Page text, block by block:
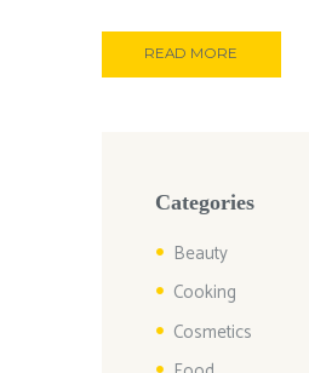
READ MORE
Categories
Beauty
Cooking
Cosmetics